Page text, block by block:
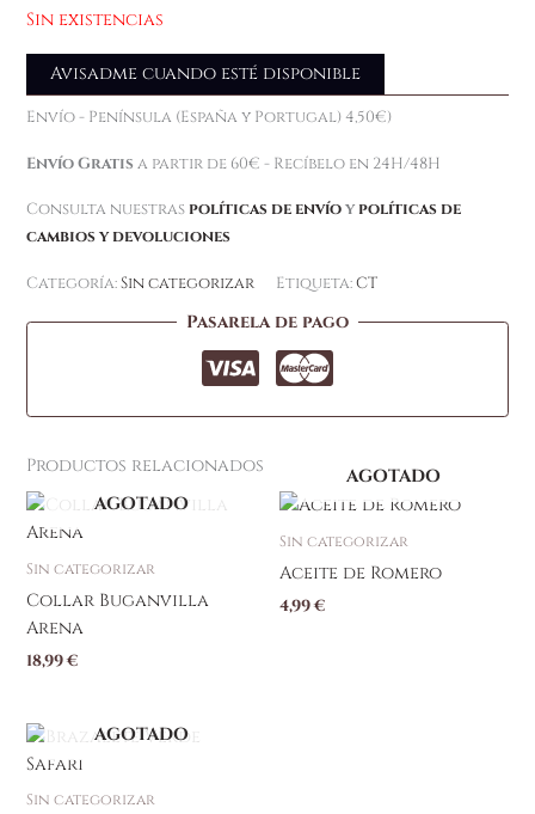
Sin existencias
Avisadme cuando esté disponible
Envío - Península (España y Portugal) 4,50€)
Envío Gratis a partir de 60€ - Recíbelo en 24H/48H
Consulta nuestras políticas de envíoy políticas de
cambios y devoluciones
Categoría:Sin categorizar Etiqueta:CT
Pasarela de pago
Productos relacionados
AGOTADO
Sin categorizar
Collar Buganvilla
Arena
18,99€
AGOTADO
Sin categorizar
Aceite de Romero
4,99€
AGOTADO
Sin categorizar